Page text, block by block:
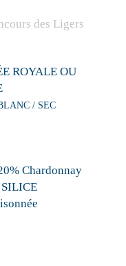
ROYALE OU
/ SEC
Chardonnay